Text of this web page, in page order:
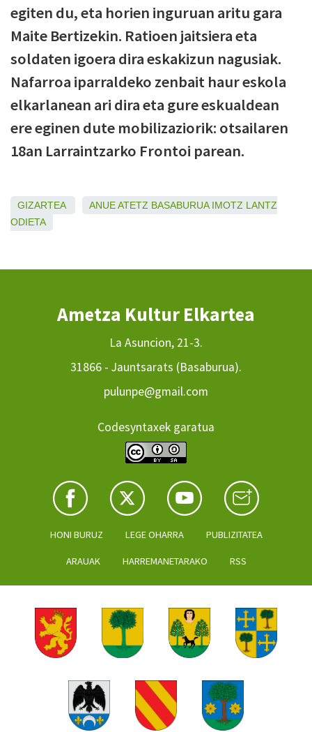
egiten du, eta horien inguruan aritu gara
Maite Bertizekin. Ratioen jaitsiera eta
soldaten igoera dira eskakizun nagusiak.
Nafarroa iparraldeko zenbait haur eskola
elkarlanean ari dira eta gure eskualdean
ere eginen dute mobilizaziorik: otsailaren
18an Larraintzarko Frontoi parean.
GIZARTEA ANUEATETZ BASABURUA IMOTZ LANTZ
ODIETA
Ametza Kultur Elkartea
La Asuncion, 21-3.
31866 - Jauntsarats (Basaburua).
pulunpe@gmail.com
Codesyntaxek garatua
HONI BURUZ LEGE OHARRA PUBLIZITATEA
ARAUAK HARREMANETARAKO RSS